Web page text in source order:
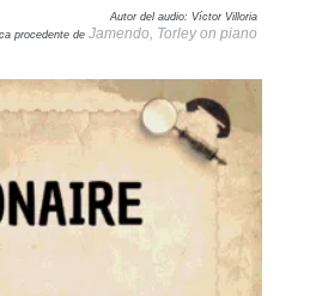
Autor del audio: Víctor Villoria
procedente de Jamendo, Torley on piano